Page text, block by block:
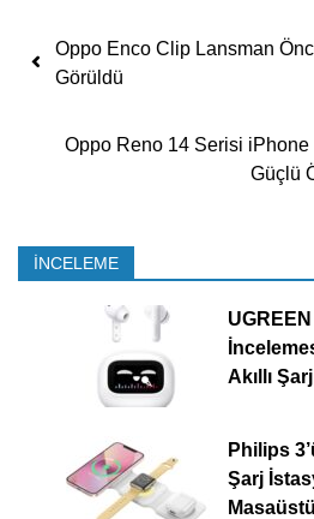
Yazı dolaşımı
Oppo Enco Clip Lansman
Görüldü
Oppo Reno 14 Serisi iPhone
Güçlü
İNCELEME
Akıllı
Philips
Şarj